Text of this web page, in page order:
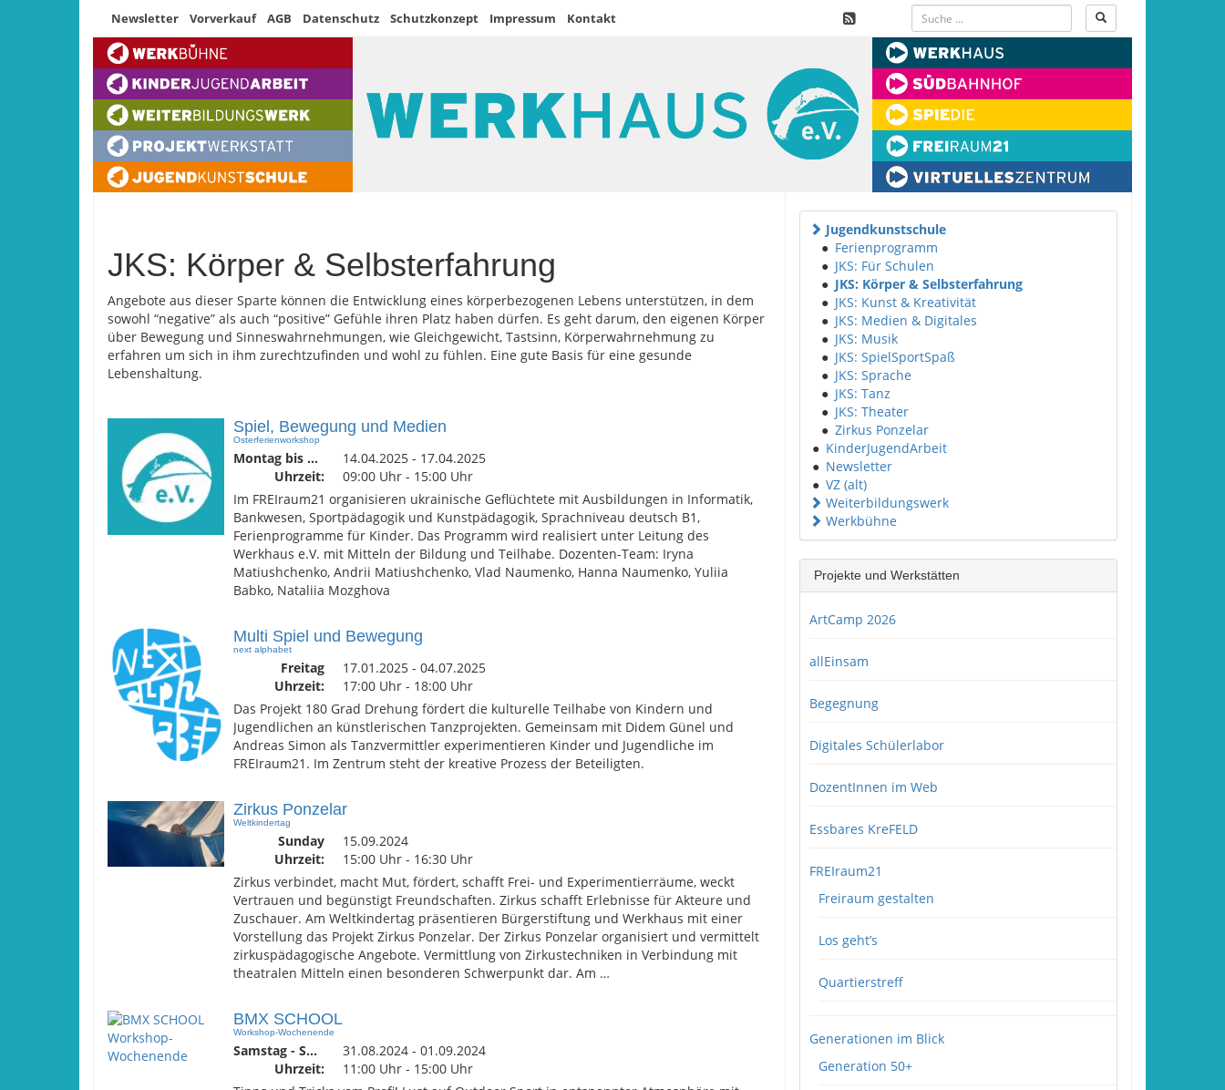
Newsletter Vorverkauf AGB Datenschutz Schutzkonzept Impressum Kontakt
JKS: Körper & Selbsterfahrung
Angebote aus dieser Sparte können die Entwicklung eines körperbezogenen Lebens unterstützen, in dem
sowohl “negative” als auch “positive” Gefühle ihren Platz haben dürfen. Es geht darum, den eigenen Körper
über Bewegung und Sinneswahrnehmungen, wie Gleichgewicht, Tastsinn, Körperwahrnehmung zu
erfahren um sich in ihm zurechtzufinden und wohl zu fühlen. Eine gute Basis für eine gesunde
Lebenshaltung.
Spiel, Bewegung und Medien
Osterferienworkshop
Montag bis Donnerstag
14.04.2025 - 17.04.2025
Uhrzeit:
09:00 Uhr - 15:00 Uhr
Im FREIraum21 organisieren ukrainische Geflüchtete mit Ausbildungen in Informatik,
Bankwesen, Sportpädagogik und Kunstpädagogik, Sprachniveau deutsch B1,
Ferienprogramme für Kinder. Das Programm wird realisiert unter Leitung des
Werkhaus e.V. mit Mitteln der Bildung und Teilhabe. Dozenten-Team: Iryna
Matiushchenko, Andrii Matiushchenko, Vlad Naumenko, Hanna Naumenko, Yuliia
Babko, Nataliia Mozghova
Multi Spiel und Bewegung
next alphabet
Freitag
17.01.2025 - 04.07.2025
Uhrzeit:
17:00 Uhr - 18:00 Uhr
Das Projekt 180 Grad Drehung fördert die kulturelle Teilhabe von Kindern und
Jugendlichen an künstlerischen Tanzprojekten. Gemeinsam mit Didem Günel und
Andreas Simon als Tanzvermittler experimentieren Kinder und Jugendliche im
FREIraum21. Im Zentrum steht der kreative Prozess der Beteiligten.
Zirkus Ponzelar
Weltkindertag
Sunday
15.09.2024
Uhrzeit:
15:00 Uhr - 16:30 Uhr
Zirkus verbindet, macht Mut, fördert, schafft Frei- und Experimentierräume, weckt
Vertrauen und begünstigt Freundschaften. Zirkus schafft Erlebnisse für Akteure und
Zuschauer. Am Weltkindertag präsentieren Bürgerstiftung und Werkhaus mit einer
Vorstellung das Projekt Zirkus Ponzelar. Der Zirkus Ponzelar organisiert und vermittelt
zirkuspädagogische Angebote. Vermittlung von Zirkustechniken in Verbindung mit
theatralen Mitteln einen besonderen Schwerpunkt dar. Am …
BMX SCHOOL
Workshop-Wochenende
Samstag - Sonntag
31.08.2024 - 01.09.2024
Uhrzeit:
11:00 Uhr - 15:00 Uhr
Jugendkunstschule
● Ferienprogramm
● JKS: Für Schulen
● JKS: Körper & Selbsterfahrung
● JKS: Kunst & Kreativität
● JKS: Medien & Digitales
● JKS: Musik
● JKS: SpielSportSpaß
● JKS: Sprache
● JKS: Tanz
● JKS: Theater
● Zirkus Ponzelar
● KinderJugendArbeit
● Newsletter
● VZ (alt)
Weiterbildungswerk
Werkbühne
Projekte und Werkstätten
ArtCamp 2026
allEinsam
Begegnung
Digitales Schülerlabor
DozentInnen im Web
Essbares KreFELD
FREIraum21
Freiraum gestalten
Los geht’s
Quartierstreff
Generationen im Blick
Generation 50+